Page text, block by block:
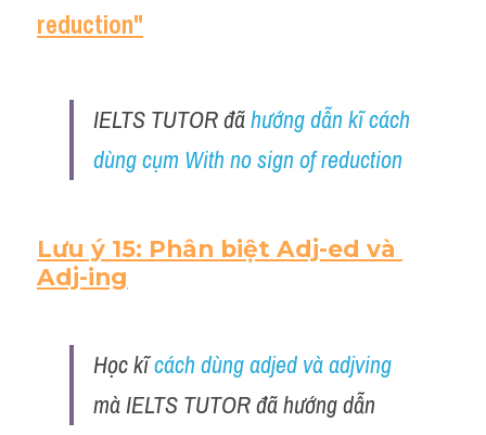
reduction"
IELTS TUTOR đã hướng dẫn kĩ cách
dùng cụm With no sign of reduction
Lưu ý 15: Phân biệt Adj-ed và
Adj-ing
Học kĩ cách dùng adjed và adjving
mà IELTS TUTOR đã hướng dẫn